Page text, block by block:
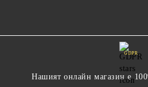
GDPR
Нашият онлайн магазин е